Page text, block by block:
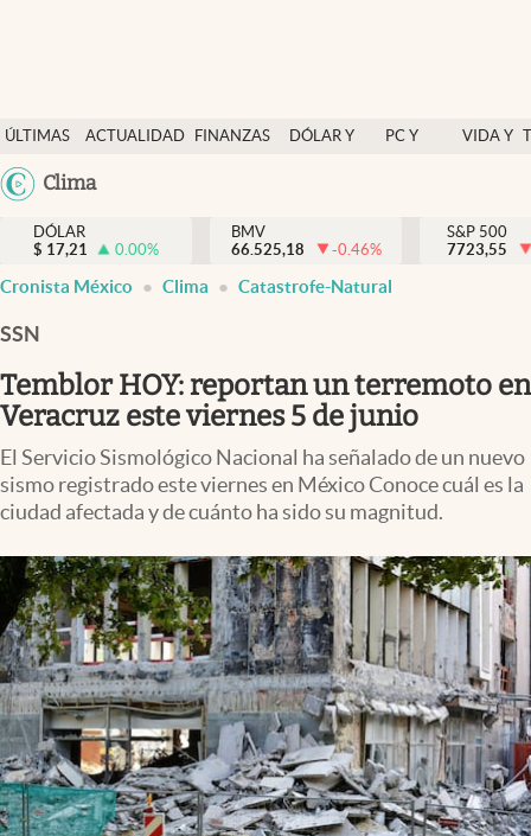
ÚLTIMAS
NOTICIAS
ACTUALIDAD
FINANZAS
DÓLAR Y
PC Y
VIDA Y
México
Clima
Actualidad
Finanzas y economía
Dólar y mercados
Pc y celular
Vida y estilo
Espiritualidad
Mediakit
abre en nueva pestaña
México
DÓLAR
$ 17,21 0.00%
BMV
66.525,18
-0.46%
S&P 500
7723,55
Cronista México Clima Catastrofe-Natural
SSN
Temblor HOY: reportan un terremoto en
Veracruz este viernes 5 de junio
El Servicio Sismológico Nacional ha señalado de un nuevo
sismo registrado este viernes en México Conoce cuál es la
ciudad afectada y de cuánto ha sido su magnitud.